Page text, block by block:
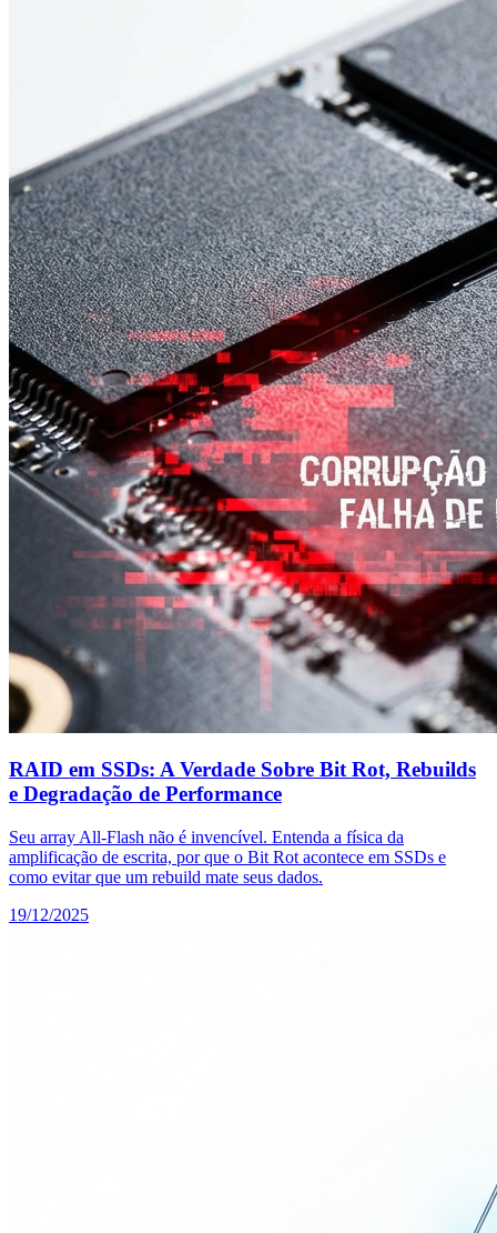
RAID em SSDs: A Verdade Sobre Bit Rot, Rebuilds
e Degradação de Performance
Seu array All-Flash não é invencível. Entenda a física da
amplificação de escrita, por que o Bit Rot acontece em SSDs e
como evitar que um rebuild mate seus dados.
19/12/2025